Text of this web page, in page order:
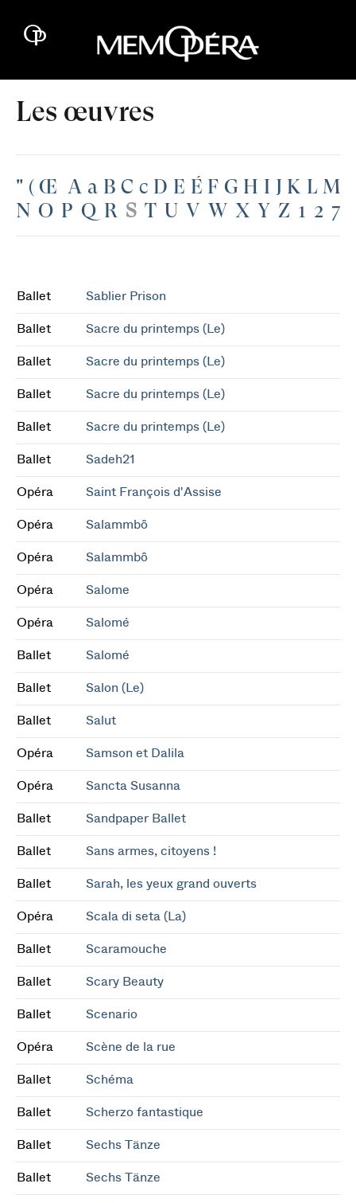
Les œuvres
" ( Œ A a B C c D E É F G H I J K L M
N O P Q R S T U V W X Y Z 1 2 7
Ballet Sablier Prison
Ballet Sacre du printemps (Le)
Ballet Sacre du printemps (Le)
Ballet Sacre du printemps (Le)
Ballet Sacre du printemps (Le)
Ballet Sadeh21
Opéra Saint François d'Assise
Opéra Salammbô
Opéra Salammbô
Opéra Salome
Opéra Salomé
Ballet Salomé
Ballet Salon (Le)
Ballet Salut
Opéra Samson et Dalila
Opéra Sancta Susanna
Ballet Sandpaper Ballet
Ballet Sans armes, citoyens !
Ballet Sarah, les yeux grand ouverts
Opéra Scala di seta (La)
Ballet Scaramouche
Ballet Scary Beauty
Ballet Scenario
Opéra Scène de la rue
Ballet Schéma
Ballet Scherzo fantastique
Ballet Sechs Tänze
Ballet Sechs Tänze